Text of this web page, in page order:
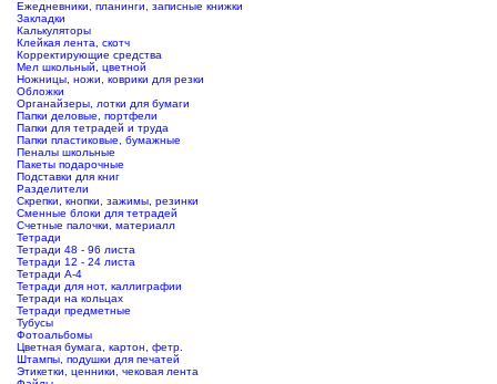
Ежедневники, планинги, записные книжки
Закладки
Калькуляторы
Клейкая лента, скотч
Корректирующие средства
Мел школьный, цветной
Ножницы, ножи, коврики для резки
Обложки
Органайзеры, лотки для бумаги
Папки деловые, портфели
Папки для тетрадей и труда
Папки пластиковые, бумажные
Пеналы школьные
Пакеты подарочные
Подставки для книг
Разделители
Скрепки, кнопки, зажимы, резинки
Сменные блоки для тетрадей
Счетные палочки, материалл
Тетради
Тетради 48 - 96 листа
Тетради 12 - 24 листа
Тетради А-4
Тетради для нот, каллиграфии
Тетради на кольцах
Тетради предметные
Тубусы
Фотоальбомы
Цветная бумага, картон, фетр.
Штампы, подушки для печатей
Этикетки, ценники, чековая лента